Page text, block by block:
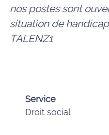
nos postes sont
situation de
TALENZ1
Service
Droit social